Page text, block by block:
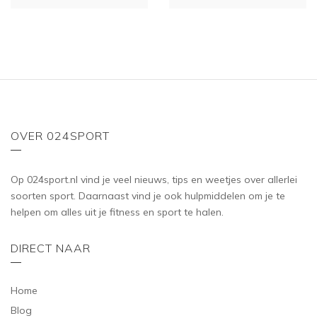
OVER 024SPORT
Op 024sport.nl vind je veel nieuws, tips en weetjes over allerlei
soorten sport. Daarnaast vind je ook hulpmiddelen om je te
helpen om alles uit je fitness en sport te halen.
DIRECT NAAR
Home
Blog